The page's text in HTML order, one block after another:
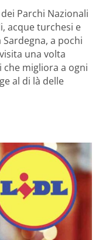
Parchi Nazionali
acque turchesi e
a pochi
una volta
migliora a ogni
al di là delle